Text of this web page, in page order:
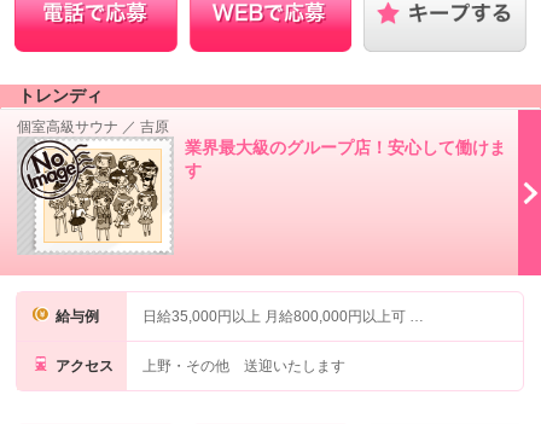
トレンディ
個室高級サウナ ／吉原
業界最大級のグループ店！安心して働けま
す
給与例 日給35,000円以上 月給800,000円以上可 …
アクセス 上野・その他 送迎いたします